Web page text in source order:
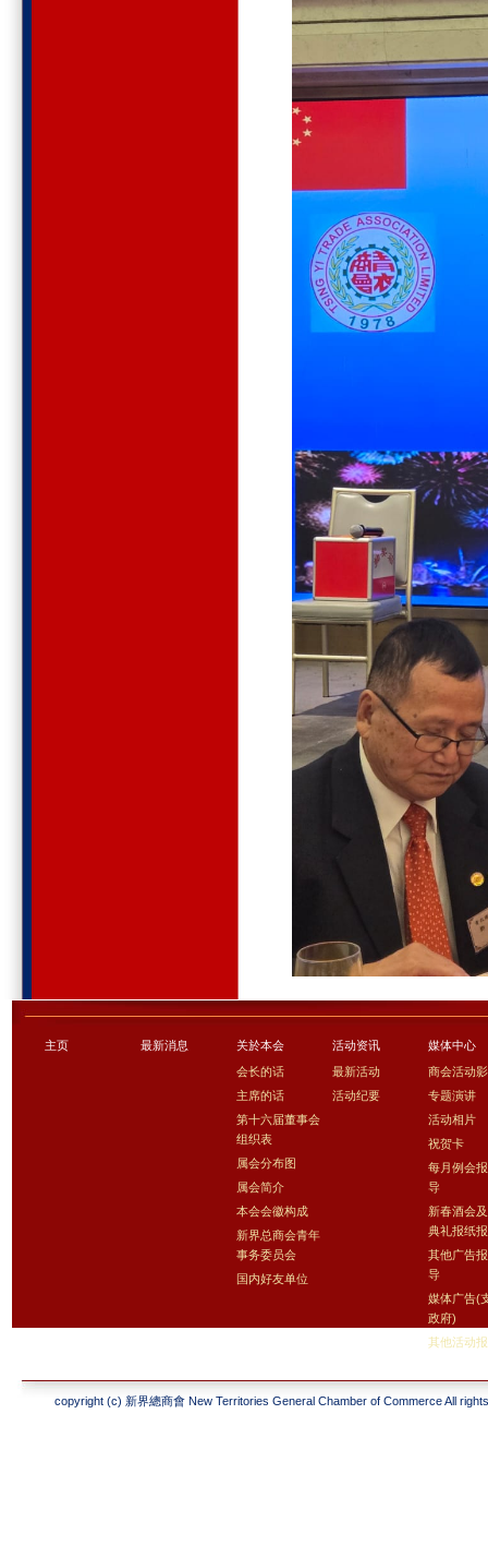
主页 最新消息
关於本会
会长的话
主席的话
第十六届董事会
组织表
属会分布图
属会简介
本会会徽构成
新界总商会青年
事务委员会
国内好友单位
活动资讯
最新活动
活动纪要
媒体中心
商会活动
专题演讲
活动相片
祝贺卡
每月例会
导
新春酒会
典礼报纸
其他广告
导
媒体广告(
政府)
其他活动
copyright (c) 新界總商會 New Territories General Chamber of Commerce All